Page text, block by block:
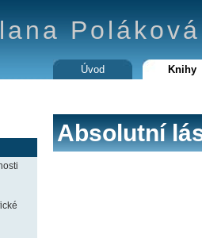
Úvod Knihy
Absolutní